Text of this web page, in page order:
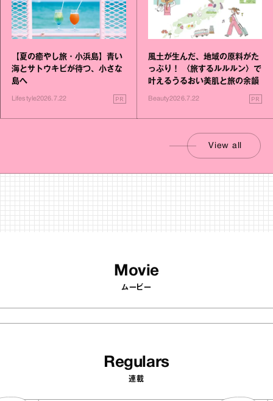
【夏の癒やし旅・小浜島】青い
海とサトウキビが待つ、小さな
島へ
Lifestyle2026.7.22 PR
風土が生んだ、地域の原料がた
っぷり！ 〈旅するルルルン〉で
叶えるうるおい美肌と旅の余韻
Beauty2026.7.22 PR
View all
Movie
ムービー
Regulars
連載